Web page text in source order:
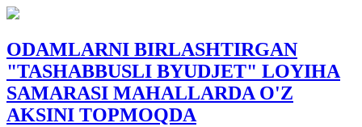
ODAMLARNI BIRLASHTIRGAN
"TASHABBUSLI BYUDJET" LOYIHA
SAMARASI MAHALLARDA O'Z
AKSINI TOPMOQDA